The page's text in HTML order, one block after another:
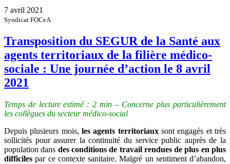
7 avril 2021
Syndicat FOCeA
Transposition du SEGUR de la Santé aux
agents territoriaux de la filière médico-
sociale : Une journée d’action le 8 avril
2021
Temps de lecture estimé : 2 min – Concerne plus particulièrement
les collègues du secteur médico-social
Depuis plusieurs mois, les agents territoriauxsont engagés et très
sollicités pour assurer la continuité du service public auprès de la
population dans des conditions de travail rendues de plus en plus
difficiles par ce contexte sanitaire. Malgré un sentiment d’abandon,